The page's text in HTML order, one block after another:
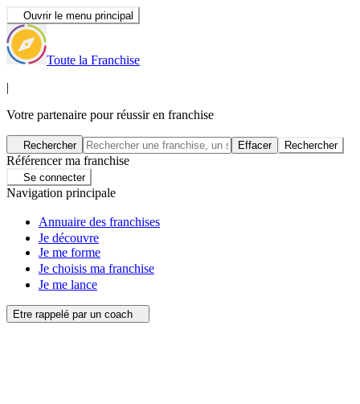
Ouvrir le menu principal
Toute la Franchise
|
Votre partenaire pour réussir en franchise
Rechercher Effacer Rechercher
Référencer ma franchise
Se connecter
Navigation principale
Annuaire des franchises
Je découvre
Je me forme
Je choisis ma franchise
Je me lance
Etre rappelé par un coach